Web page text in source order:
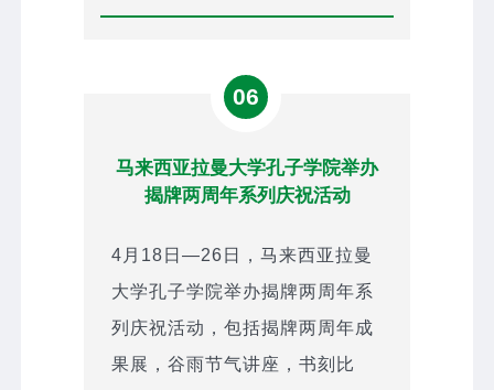
06
马来西亚拉曼大学孔子学院举办
揭牌两周年系列庆祝活动
4月18日—26日，马来西亚拉曼
大学孔子学院举办揭牌两周年系
列庆祝活动，包括揭牌两周年成
果展，谷雨节气讲座，书刻比